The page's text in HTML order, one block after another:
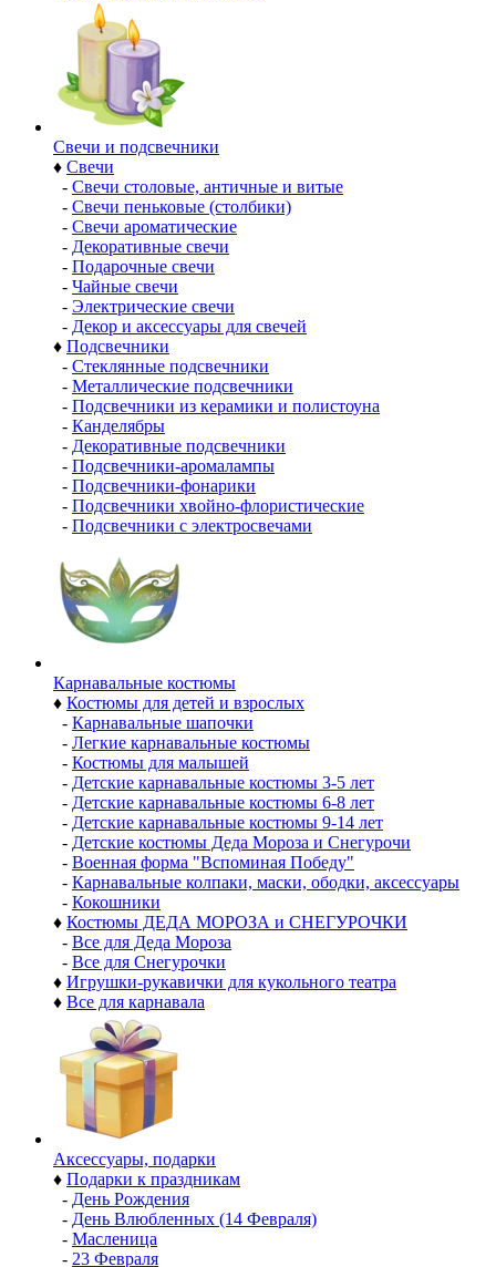
Свечи и подсвечники
♦ Свечи
- Свечи столовые, античные и витые
- Свечи пеньковые (столбики)
- Свечи ароматические
- Декоративные свечи
- Подарочные свечи
- Чайные свечи
- Электрические свечи
- Декор и аксессуары для свечей
♦ Подсвечники
- Стеклянные подсвечники
- Металлические подсвечники
- Подсвечники из керамики и полистоуна
- Канделябры
- Декоративные подсвечники
- Подсвечники-аромалампы
- Подсвечники-фонарики
- Подсвечники хвойно-флористические
- Подсвечники с электросвечами
Карнавальные костюмы
♦ Костюмы для детей и взрослых
- Карнавальные шапочки
- Легкие карнавальные костюмы
- Костюмы для малышей
- Детские карнавальные костюмы 3-5 лет
- Детские карнавальные костюмы 6-8 лет
- Детские карнавальные костюмы 9-14 лет
- Детские костюмы Деда Мороза и Снегурочи
- Военная форма "Вспоминая Победу"
- Карнавальные колпаки, маски, ободки, аксессуары
- Кокошники
♦ Костюмы ДЕДА МОРОЗА и СНЕГУРОЧКИ
- Все для Деда Мороза
- Все для Снегурочки
♦ Игрушки-рукавички для кукольного театра
♦ Все для карнавала
Аксессуары, подарки
♦ Подарки к праздникам
- День Рождения
- День Влюбленных (14 Февраля)
- Масленица
- 23 Февраля